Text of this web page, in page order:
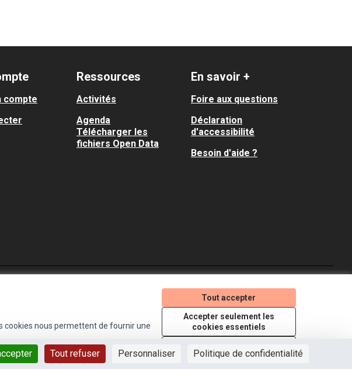
Tout refuser Personnaliser Politique de confidentialité
cookies nous permettent de fournir une
Tout accepter
Accepter seulement les
cookies essentiels
compte
Ressources
Activités
Agenda
Télécharger les
fichiers Open Data
En savoir +
Foire aux questions
Déclaration
d'accessibilité
Besoin d'aide ?
(Lien externe)
(Lien externe)
(Lien externe)
Licence Creative
(Lien externe)